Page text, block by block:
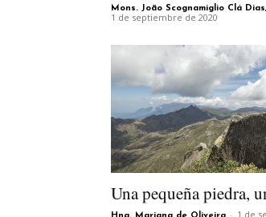
Mons. João Scognamiglio Clá
1 de septiembre de 2020
Una pequeña piedra,
- 1 de